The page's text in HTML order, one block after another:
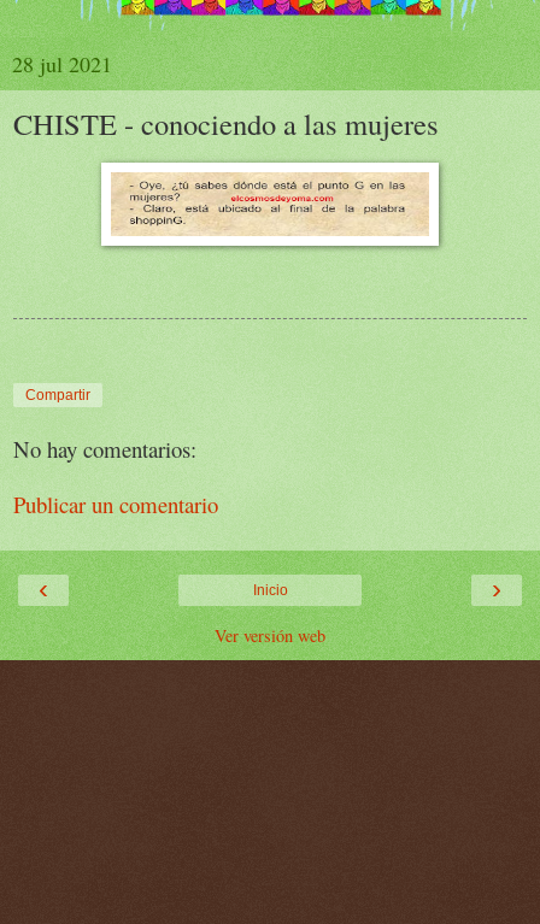
28 jul 2021
CHISTE - conociendo a las mujeres
Compartir
No hay comentarios:
Publicar un comentario
‹ ›
Inicio
Ver versión web